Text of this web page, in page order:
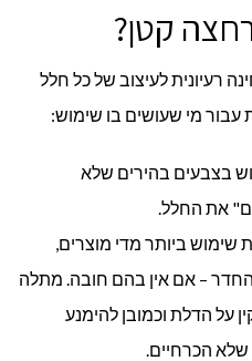
קטן?
רעיונית לעיצוב של כל חלל
עבור מי שעושים בו שימוש:
בצבעים בהירים שלא
את החלל.
שימוש ביותר מדי מוצרים,
– אם אין בהם חובה. מתלה
על הדלת וכמובן להימנע
שלא הכרחיים.